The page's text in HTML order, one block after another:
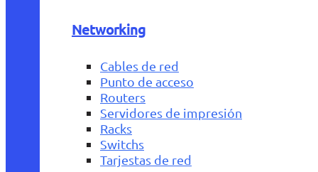
Networking
Cables de red
Punto de acceso
Routers
Servidores de impresión
Racks
Switchs
Tarjestas de red